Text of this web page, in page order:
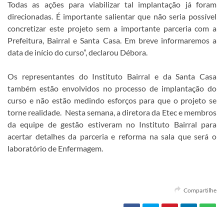
Todas as ações para viabilizar tal implantação já foram
direcionadas. É importante salientar que não seria possível
concretizar este projeto sem a importante parceria com a
Prefeitura, Bairral e Santa Casa. Em breve informaremos a
data de início do curso”, declarou Débora.
Os representantes do Instituto Bairral e da Santa Casa
também estão envolvidos no processo de implantação do
curso e não estão medindo esforços para que o projeto se
torne realidade. Nesta semana, a diretora da Etec e membros
da equipe de gestão estiveram no Instituto Bairral para
acertar detalhes da parceria e reforma na sala que será o
laboratório de Enfermagem.
Compartilhe